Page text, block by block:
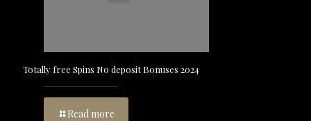
Totally free Spins No deposit Bonuses 2024
Read more